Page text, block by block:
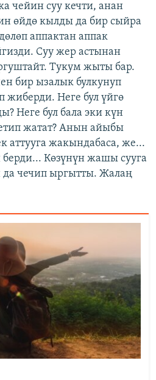
чейин суу кечти, анан
өйдө кылды да бир сыйра
аппактан аппак
Суу жер астынан
Тукум жыты бар.
бир ызалык булкунуп
Неге бул үйгө
Неге бул бала эки күн
жатат? Анын айыбы
аттууга жакындабаса, же...
Көзүнүн жашы сууга
чечип ыргытты. Жалаң